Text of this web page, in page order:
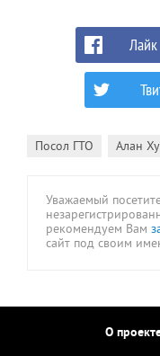
Лайк
Посол ГТО Алан
Уважаемый
рекомендуем Вам
сайт под своим
О